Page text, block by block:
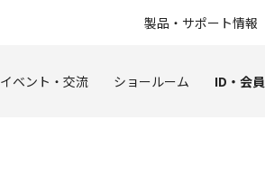
製品・サポート情報
イベント・交流 ショールーム ID・会員